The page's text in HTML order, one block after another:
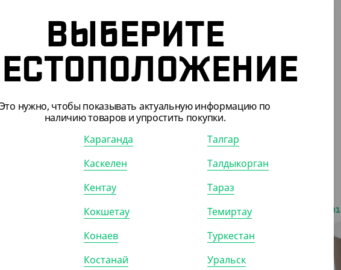
КОР (150)
АРТ. 12047046 АРТ. 1205801
ВЫБЕРИТЕ
Это нужно, чтобы показывать актуальную информацию по
наличию товаров и упростить покупки.
Караганда
Каскелен
Кентау
Кокшетау
Конаев
Костанай
Талгар
Талдыкорган
Тараз
Темиртау
Туркестан
Уральск